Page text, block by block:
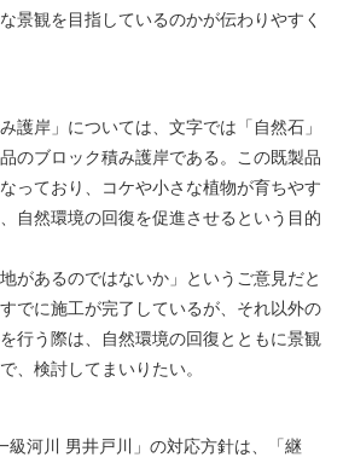
景観を目指しているのかが伝わりやすく
護岸」については、文字では「自然石」
のブロック積み護岸である。この既製品
っており、コケや小さな植物が育ちやす
自然環境の回復を促進させるという目的
があるのではないか」というご意見だと
でに施工が完了しているが、それ以外の
行う際は、自然環境の回復とともに景観
、検討してまいりたい。
級河川 男井戸川」の対応方針は、「継